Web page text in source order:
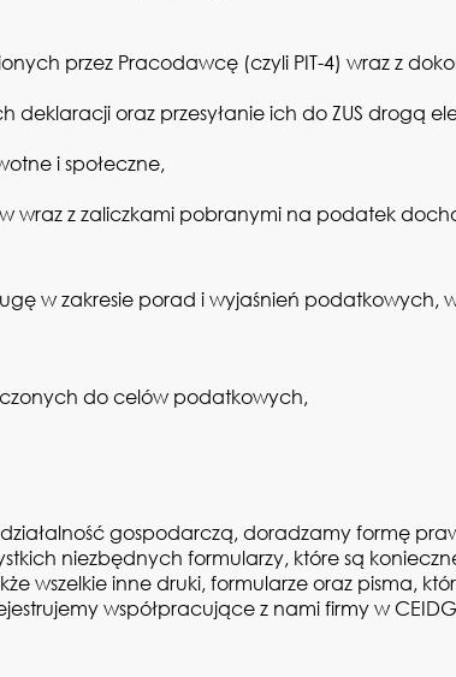
przez Pracodawcę (czyli PIT-4) wraz z
deklaracji oraz przesyłanie ich do ZUS drogą
i społeczne,
wraz z zaliczkami pobranymi na podatek
w zakresie porad i wyjaśnień podatkowych,
do celów podatkowych,
gospodarczą, doradzamy formę
niezbędnych formularzy, które są
wszelkie inne druki, formularze oraz pisma,
współpracujące z nami firmy w